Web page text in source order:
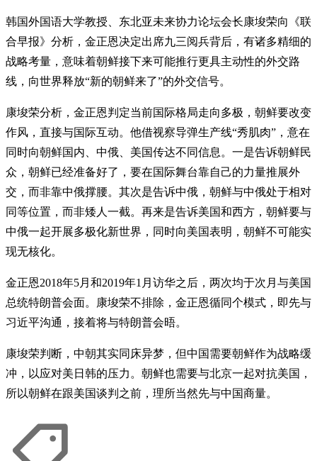
韩国外国语大学教授、东北亚未来协力论坛会长康埈荣向《联
合早报》分析，金正恩决定出席九三阅兵背后，有诸多精细的
战略考量，意味着朝鲜接下来可能推行更具主动性的外交路
线，向世界释放“新的朝鲜来了”的外交信号。
康埈荣分析，金正恩判定当前国际格局走向多极，朝鲜要改变
作风，直接与国际互动。他借视察导弹生产线“秀肌肉”，意在
同时向朝鲜国内、中俄、美国传达不同信息。一是告诉朝鲜民
众，朝鲜已经准备好了，要在国际舞台靠自己的力量推展外
交，而非靠中俄撑腰。其次是告诉中俄，朝鲜与中俄处于相对
同等位置，而非矮人一截。再来是告诉美国和西方，朝鲜要与
中俄一起开展多极化新世界，同时向美国表明，朝鲜不可能实
现无核化。
金正恩2018年5月和2019年1月访华之后，两次均于次月与美国
总统特朗普会面。康埈荣不排除，金正恩循同个模式，即先与
习近平沟通，接着将与特朗普会晤。
康埈荣判断，中朝其实同床异梦，但中国需要朝鲜作为战略缓
冲，以应对美日韩的压力。朝鲜也需要与北京一起对抗美国，
所以朝鲜在跟美国谈判之前，理所当然先与中国商量。